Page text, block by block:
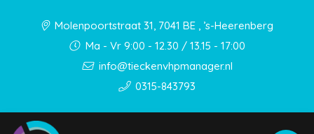
Molenpoortstraat 31, 7041 BE , ’s-Heerenberg
Ma - Vr 9:00 - 12.30 / 13.15 - 17:00
info@tieckenvhpmanager.nl
0315-843793